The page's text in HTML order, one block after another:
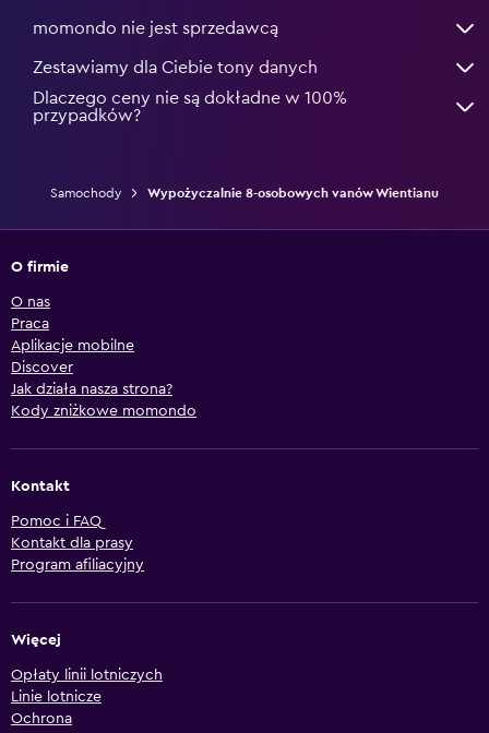
momondo nie jest sprzedawcą
Zestawiamy dla Ciebie tony danych
Dlaczego ceny nie są dokładne w 100%
przypadków?
Samochody Wypożyczalnie 8-osobowych vanów Wientianu
O firmie
O nas
Praca
Aplikacje mobilne
Discover
Jak działa nasza strona?
Kody zniżkowe momondo
Kontakt
Pomoc i FAQ
Kontakt dla prasy
Program afiliacyjny
Więcej
Opłaty linii lotniczych
Linie lotnicze
Ochrona